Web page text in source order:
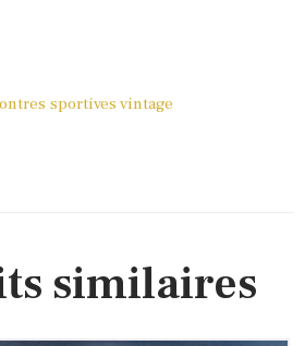
sportives vintage
similaires